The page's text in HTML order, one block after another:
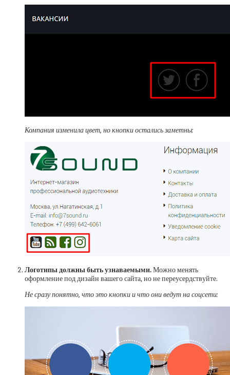
Компания изменила цвет, но кнопки остались заметны:
Логотипы должны быть узнаваемыми.Можно менять
оформление под дизайн вашего сайта, но не переусердствуйте.
Не сразу понятно, что это кнопки и что они ведут на соцсети: